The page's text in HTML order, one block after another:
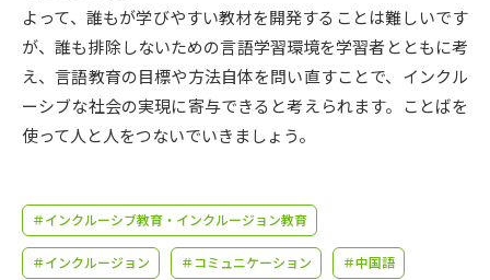
学問発見 学問検索
学問のミニ講義「夢ナビ講義」 学問分野解説
よって、誰もが学びやすい教材を開発することは難しいです
が、誰も排除しないための言語学習環境を学習者とともに考
え、言語教育の目標や方法自体を問い直すことで、インクル
ーシブな社会の実現に寄与できると考えられます。ことばを
使って人と人をつないでいきましょう。
＃インクルーシブ教育・インクルージョン教育
＃インクルージョン ＃コミュニケーション ＃中国語